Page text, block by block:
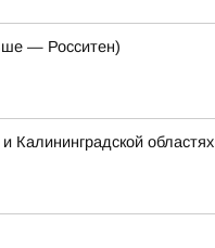
— Росситен)
Калининградской областях